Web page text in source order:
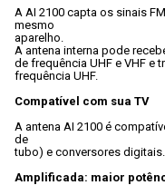
A AI 2100 capta os sinais
mesmo
aparelho.
A antena interna pode
de frequência UHF e VHF e
frequência UHF.
Compatível com sua TV
A antena AI 2100 é
de
tubo) e conversores digitais.
Amplificada: maior